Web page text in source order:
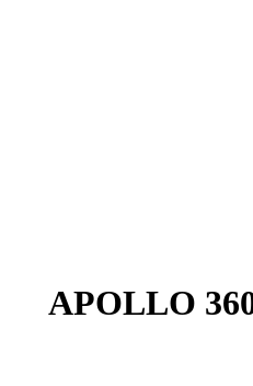
תליה דמוי פעמון 360 APOLLO